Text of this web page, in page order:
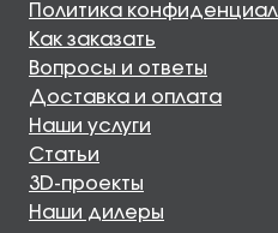
Политика
Как заказать
Вопросы и ответы
Доставка и оплата
Наши услуги
Статьи
3D-проекты
Наши дилеры